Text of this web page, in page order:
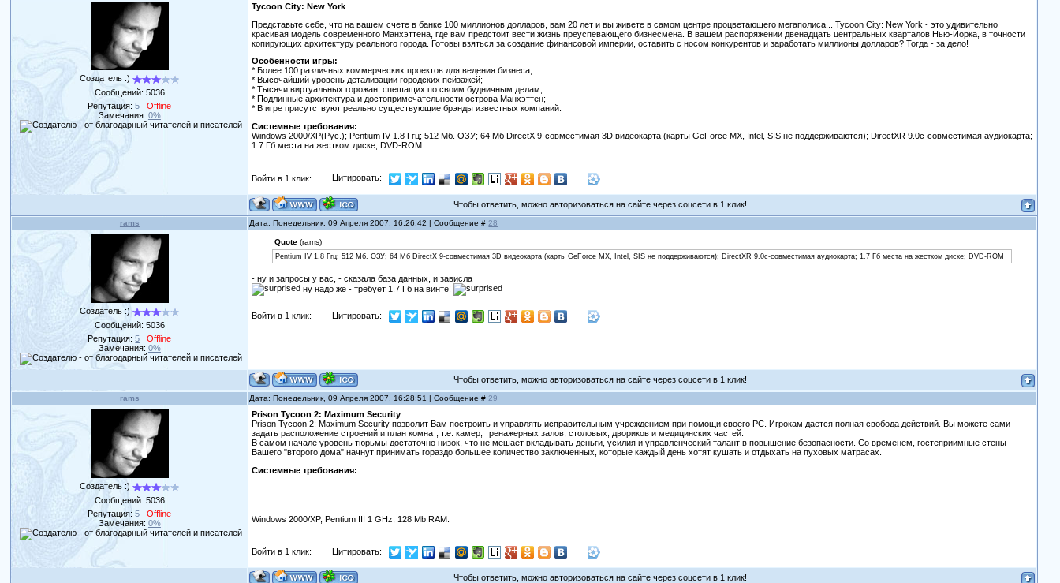
Создатель :)
Сообщений: 5036
Репутация:5
Offline
Замечания: 0%
Tycoon City: New York
Представьте себе, что на вашем счете в банке 100 миллионов долларов, вам 20 лет и вы живете в самом центре процветающего мегаполиса... Tycoon City: New York - это удивительно
красивая модель современного Манхэттена, где вам предстоит вести жизнь преуспевающего бизнесмена. В вашем распоряжении двенадцать центральных кварталов Нью-Йорка, в точности
копирующих архитектуру реального города. Готовы взяться за создание финансовой империи, оставить с носом конкурентов и заработать миллионы долларов? Тогда - за дело!
Особенности игры:
* Более 100 различных коммерческих проектов для ведения бизнеса;
* Высочайший уровень детализации городских пейзажей;
* Тысячи виртуальных горожан, спешащих по своим будничным делам;
* Подлинные архитектура и достопримечательности острова Манхэттен;
* В игре присутствуют реально существующие брэнды известных компаний.
Системные требования:
Windows 2000/XP(Рус.); Pentium IV 1.8 Ггц; 512 Mб. ОЗУ; 64 Mб DirectX 9-совместимая 3D видеокарта (карты GeForce MX, Intel, SIS не поддерживаются); DirectXR 9.0c-совместимая аудиокарта;
1.7 Гб места на жестком диске; DVD-ROM.
Войти в 1 клик: Цитировать:
Чтобы ответить, можно авторизоваться на сайте через соцсети в 1 клик!
rams Дата: Понедельник, 09 Апреля 2007, 16:26:42 | Сообщение # 28
Создатель :)
Сообщений: 5036
Репутация:5
Offline
Замечания: 0%
Quote (rams)
Pentium IV 1.8 Ггц; 512 Mб. ОЗУ; 64 Mб DirectX 9-совместимая 3D видеокарта (карты GeForce MX, Intel, SIS не поддерживаются); DirectXR 9.0c-совместимая аудиокарта; 1.7 Гб места на жестком диске; DVD-ROM
- ну и запросы у вас, - сказала база данных, и зависла
ну надо же - требует 1.7 Гб на винте!
Войти в 1 клик: Цитировать:
Чтобы ответить, можно авторизоваться на сайте через соцсети в 1 клик!
rams Дата: Понедельник, 09 Апреля 2007, 16:28:51 | Сообщение # 29
Создатель :)
Сообщений: 5036
Репутация:5
Offline
Замечания: 0%
Prison Tycoon 2: Maximum Security
Prison Tycoon 2: Maximum Security позволит Вам построить и управлять исправительным учреждением при помощи своего PC. Игрокам дается полная свобода действий. Вы можете сами
задать расположение строений и план комнат, т.е. камер, тренажерных залов, столовых, двориков и медицинских частей.
В самом начале уровень тюрьмы достаточно низок, что не мешает вкладывать деньги, усилия и управленческий талант в повышение безопасности. Со временем, гостеприимные стены
Вашего "второго дома" начнут принимать гораздо большее количество заключенных, которые каждый день хотят кушать и отдыхать на пуховых матрасах.
Системные требования:
Windows 2000/XP, Pentium III 1 GHz, 128 Mb RAM.
Войти в 1 клик: Цитировать:
Чтобы ответить, можно авторизоваться на сайте через соцсети в 1 клик!